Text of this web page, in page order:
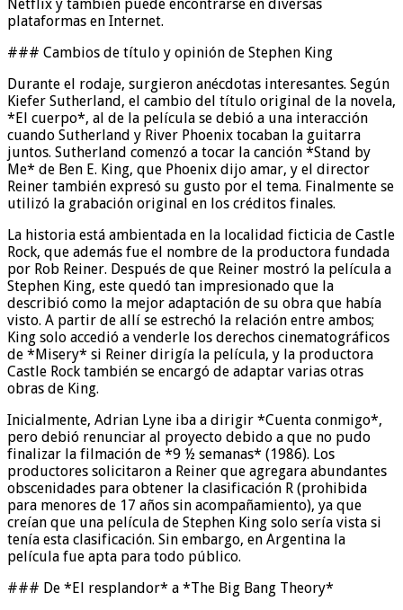
Netflix y también puede encontrarse en diversas
plataformas en Internet.
### Cambios de título y opinión de Stephen King
Durante el rodaje, surgieron anécdotas interesantes. Según
Kiefer Sutherland, el cambio del título original de la novela,
*El cuerpo*, al de la película se debió a una interacción
cuando Sutherland y River Phoenix tocaban la guitarra
juntos. Sutherland comenzó a tocar la canción *Stand by
Me* de Ben E. King, que Phoenix dijo amar, y el director
Reiner también expresó su gusto por el tema. Finalmente se
utilizó la grabación original en los créditos finales.
La historia está ambientada en la localidad ficticia de Castle
Rock, que además fue el nombre de la productora fundada
por Rob Reiner. Después de que Reiner mostró la película a
Stephen King, este quedó tan impresionado que la
describió como la mejor adaptación de su obra que había
visto. A partir de allí se estrechó la relación entre ambos;
King solo accedió a venderle los derechos cinematográficos
de *Misery* si Reiner dirigía la película, y la productora
Castle Rock también se encargó de adaptar varias otras
obras de King.
Inicialmente, Adrian Lyne iba a dirigir *Cuenta conmigo*,
pero debió renunciar al proyecto debido a que no pudo
finalizar la filmación de *9 ½ semanas* (1986). Los
productores solicitaron a Reiner que agregara abundantes
obscenidades para obtener la clasificación R (prohibida
para menores de 17 años sin acompañamiento), ya que
creían que una película de Stephen King solo sería vista si
tenía esta clasificación. Sin embargo, en Argentina la
película fue apta para todo público.
### De *El resplandor* a *The Big Bang Theory*